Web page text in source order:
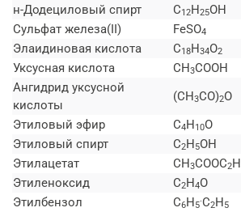
н-Додециловый спирт
C12H25ОН
Сульфат железа(II)
FeSO4
Элаидиновая кислота
C18H34O2
Уксусная кислота
СН3СООН
Ангидрид уксусной
кислоты
(СН3CO)2O
Этиловый эфир
C4H10O
Этиловый спирт
C2H5ОН
Этилацетат
СН3СООС2H
Этиленоксид
C2H4O
Этилбензол
C6H5
.C2H5